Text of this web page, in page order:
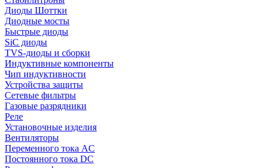
Диоды Шоттки
Диодные мосты
Быстрые диоды
SiC диоды
TVS-диоды и сборки
Индуктивные компоненты
Чип индуктивности
Устройства защиты
Сетевые фильтры
Газовые разрядники
Реле
Установочные изделия
Вентиляторы
Переменного тока AC
Постоянного тока DC